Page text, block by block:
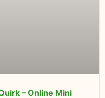
– Online Mini